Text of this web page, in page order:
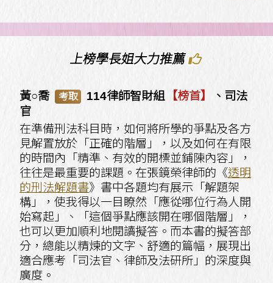
上榜學長姐大力推薦
黃○喬 考取 114律師智財組 【榜首】
、司法
官
在準備刑法科目時，如何將所學的爭點及各方
見解置放於「正確的階層」，以及如何在有限
的時間內「精準、有效的開標並鋪陳內容」，
往往是最重要的課題。在張鏡榮律師的《透明
的刑法解題書》書中各題均有展示「解題架
構」，使我得以一目瞭然「應從哪位行為人開
始寫起」、「這個爭點應該開在哪個階層」，
也可以更加順利地閱讀擬答。而本書的擬答部
分，總能以精煉的文字、舒適的篇幅，展現出
適合應考「司法官、律師及法研所」的深度與
廣度。